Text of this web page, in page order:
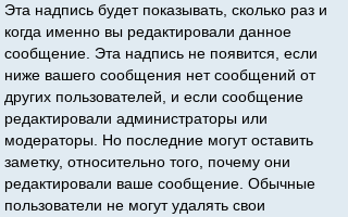
Эта надпись будет показывать, сколько раз и
когда именно вы редактировали данное
сообщение. Эта надпись не появится, если
ниже вашего сообщения нет сообщений от
других пользователей, и если сообщение
редактировали администраторы или
модераторы. Но последние могут оставить
заметку, относительно того, почему они
редактировали ваше сообщение. Обычные
пользователи не могут удалять свои